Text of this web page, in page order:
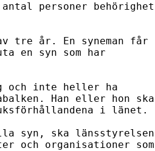
personer behörighet
tre år. En syneman får
en syn som har
och inte heller ha
Han eller hon ska
i länet.
syn, ska länsstyrelsen
och organisationer som